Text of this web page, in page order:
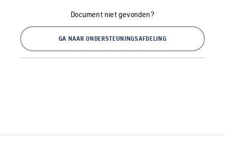
Document niet gevonden?
GA NAAR ONDERSTEUNINGSAFDELING